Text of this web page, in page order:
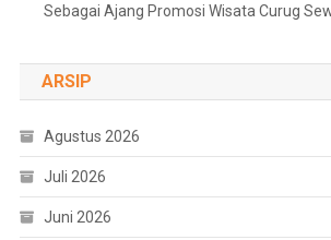
Sebagai Ajang Promosi Wisata Curug
ARSIP
Agustus 2026
Juli 2026
Juni 2026